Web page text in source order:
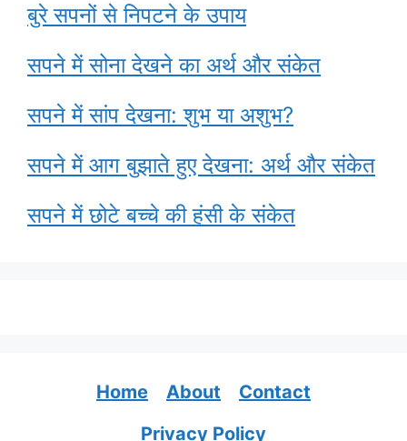
बुरे सपनों से निपटने के उपाय
सपने में सोना देखने का अर्थ और संकेत
सपने में सांप देखना: शुभ या अशुभ?
सपने में आग बुझाते हुए देखना: अर्थ और संकेत
सपने में छोटे बच्चे की हंसी के संकेत
Home About
Contact
Privacy Policy